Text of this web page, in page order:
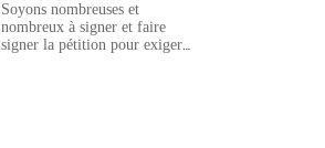
Soyons nombreuses et
nombreux à signer et faire
signer la pétition pour exiger